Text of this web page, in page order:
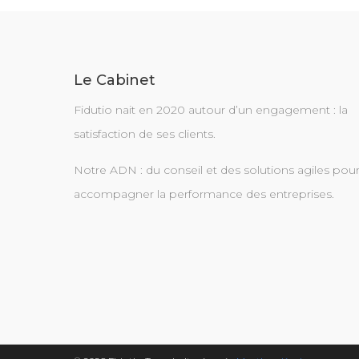
Le Cabinet
Fidutio nait en 2020 autour d’un engagement : la
satisfaction de ses clients.
Notre ADN : du conseil et des solutions agiles pour
accompagner la performance des entreprises.